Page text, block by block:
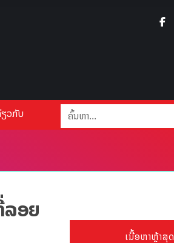
ວກັບ
ລອຍ
ເນື້ອຫາຫຼ້າສຸດ